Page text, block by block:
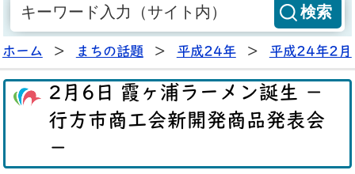
ホーム > まちの話題 > 平成24年 > 平成24年2月
2月6日 霞ヶ浦ラーメン誕生 －
行方市商工会新開発商品発表会
－